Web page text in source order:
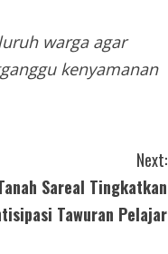
warga agar
kenyamanan
Next:
Sareal Tingkatkan
Tawuran Pelajar